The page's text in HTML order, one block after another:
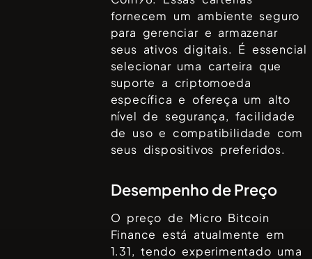
fornecem um ambiente seguro
para gerenciar e armazenar
seus ativos digitais. É essencial
selecionar uma carteira que
suporte a criptomoeda
específica e ofereça um alto
nível de segurança, facilidade
de uso e compatibilidade com
seus dispositivos preferidos.
Desempenho de Preço
O preço de Micro Bitcoin
Finance está atualmente em
1.31, tendo experimentado uma